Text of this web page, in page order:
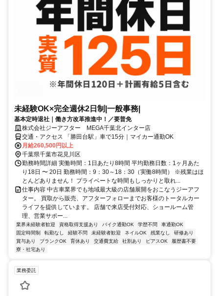
未経験OK×完全週休2日制|一般事務|
基本定時退社｜働き方改革推進中！／要普免
株式会社ジーアフター MEGA千葉北インター店
交通・アクセス 「勝田台駅」車で15分｜マイカー通勤OK
月給260,500円以上
千葉県千葉市花見川区
勤務時間詳細 実働時間：1日あたり8時間 平均勤務日数：1ヶ月あた
り18日 〜 20日 勤務時間：9：30～18：30（実働8時間） ※残業はほ
とんどありません！ プライベートな時間もしっかりと取れ...
仕事内容 中古車業界でも地域最大級の店舗展開をおこなうジーアフ
ター。 買取から販売、アフターフォローまでお客様のトータルカー
ライフを提供しています。 店舗で来店受付対応、ショールーム管
理、営業サポー...
業界未経験者歓迎 資格取得支援あり バイク通勤OK 学歴不問
車通勤OK
固定時間制
転勤なし 経験不問 未経験者歓迎 ネイルOK 残業なし
研修あり
賞与あり
ブランクOK 育休あり 交通費支給 社割あり ピアスOK
履歴書不要
寮・社宅あり
業務委託